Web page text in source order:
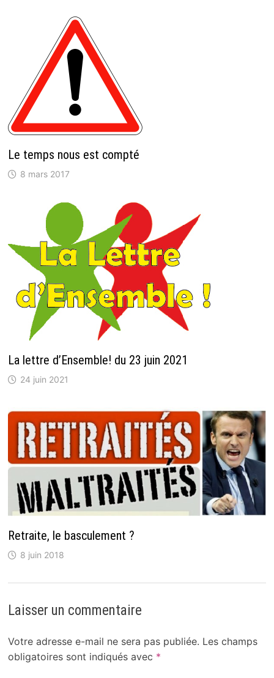
Le temps nous est compté
8 mars 2017
La lettre d’Ensemble! du 23 juin 2021
24 juin 2021
Retraite, le basculement ?
8 juin 2018
Laisser un commentaire
Votre adresse e-mail ne sera pas publiée. Les champs
obligatoires sont indiqués avec *